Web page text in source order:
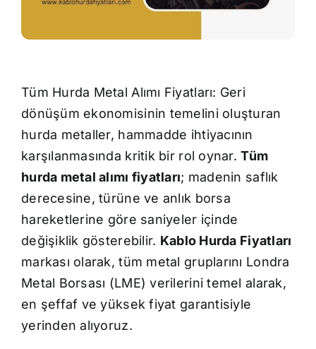
Tüm Hurda Metal Alımı Fiyatları: Geri
dönüşüm ekonomisinin temelini oluşturan
hurda metaller, hammadde ihtiyacının
karşılanmasında kritik bir rol oynar.Tüm
hurda metal alımı fiyatları; madenin saflık
derecesine, türüne ve anlık borsa
hareketlerine göre saniyeler içinde
değişiklik gösterebilir. Kablo Hurda Fiyatları
markası olarak, tüm metal gruplarını Londra
Metal Borsası (LME) verilerini temel alarak,
en şeffaf ve yüksek fiyat garantisiyle
yerinden alıyoruz.